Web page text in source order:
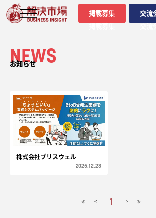
掲載募集
掲載募集
交流
交流
NEWS
お知らせ
株式会社ブリスウェル
2025.12.23
≪ < 1 > ≫